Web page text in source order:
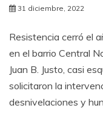
31 diciembre, 2022
Resistencia cerró el
en el barrio Central
Juan B. Justo, casi
solicitaron la
desnivelaciones y